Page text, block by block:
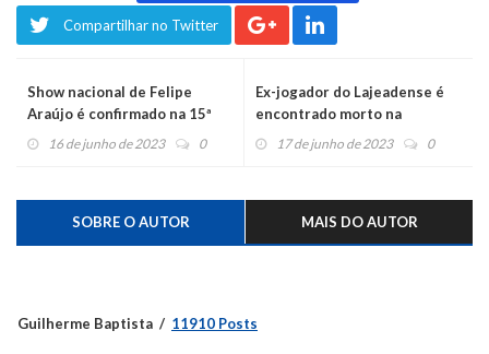
Compartilhar no Twitter
Show nacional de Felipe
Araújo é confirmado na 15ª
Festur de Salvador do Sul
16 de junho de 2023 0
Ex-jogador do Lajeadense é
encontrado morto na
enchente em Bom Princípio
17 de junho de 2023 0
SOBRE O AUTOR MAIS DO AUTOR
Guilherme Baptista 11910 Posts